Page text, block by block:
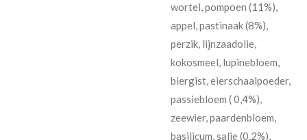
wortel, pompoen (11%),
appel, pastinaak (8%),
perzik, lijnzaadolie,
kokosmeel, lupinebloem,
biergist, eierschaalpoeder,
passiebloem ( 0,4%),
zeewier, paardenbloem,
basilicum, salie (0,2%),